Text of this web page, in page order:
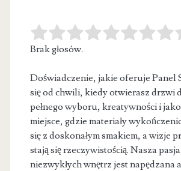
Brak głosów.
Doświadczenie, jakie oferuje Panel
się od chwili, kiedy otwierasz drzwi
pełnego wyboru, kreatywności i
miejsce, gdzie materiały
się z doskonałym smakiem, a wizje
stają się rzeczywistością. Nasza
niezwykłych wnętrz jest napędzana